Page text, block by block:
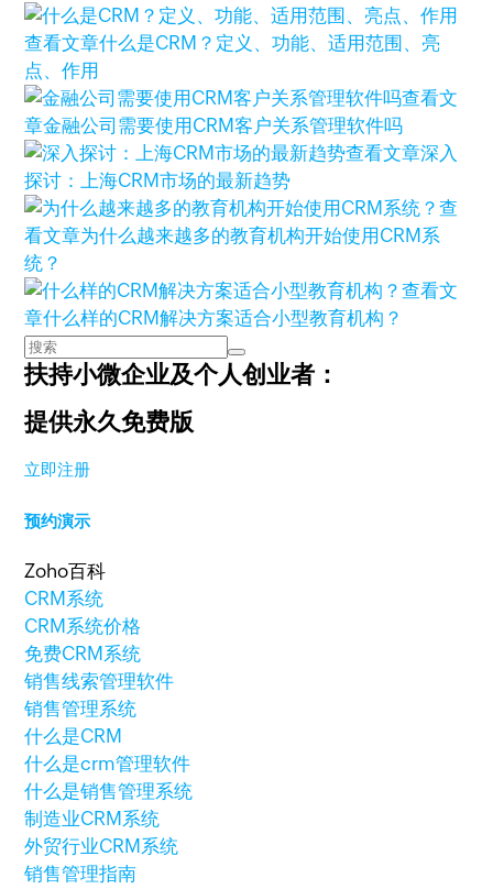
查看文章什么是CRM？定义、功能、适用范围、亮
点、作用
查看文
章金融公司需要使用CRM客户关系管理软件吗
查看文章深入
探讨：上海CRM市场的最新趋势
查
看文章为什么越来越多的教育机构开始使用CRM系
统？
查看文
章什么样的CRM解决方案适合小型教育机构？
扶持小微企业及个人创业者：
提供永久免费版
立即注册
预约演示
Zoho百科
CRM系统
CRM系统价格
免费CRM系统
销售线索管理软件
销售管理系统
什么是CRM
什么是crm管理软件
什么是销售管理系统
制造业CRM系统
外贸行业CRM系统
销售管理指南